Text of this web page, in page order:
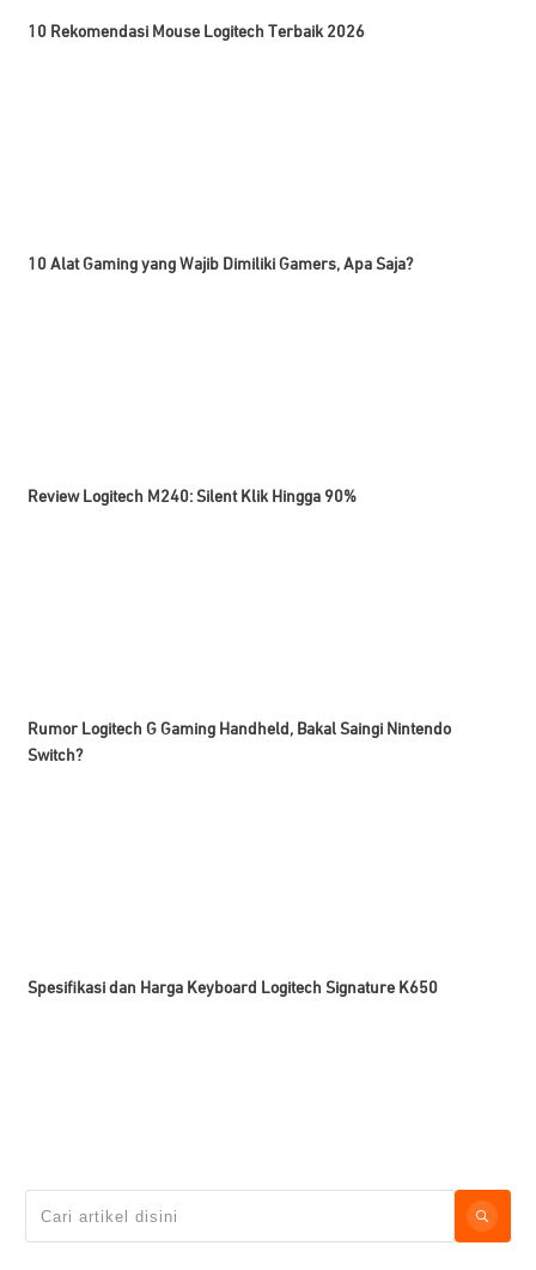
10 Rekomendasi Mouse Logitech Terbaik 2026
10 Alat Gaming yang Wajib Dimiliki Gamers, Apa Saja?
Review Logitech M240: Silent Klik Hingga 90%
Rumor Logitech G Gaming Handheld, Bakal Saingi Nintendo
Switch?
Spesifikasi dan Harga Keyboard Logitech Signature K650